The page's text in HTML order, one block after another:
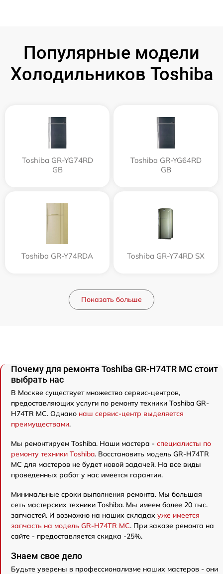
Популярные модели
Холодильников Toshiba
Toshiba GR-YG74RD
GB
Toshiba GR-YG64RD
GB
Toshiba GR-Y74RDA Toshiba GR-Y74RD SX
Показать больше
Почему для ремонта Toshiba GR-H74TR MC стоит
выбрать нас
В Москве существует множество сервис-центров,
предоставляющих услуги по ремонту техники Toshiba GR-
H74TR MC. Однако наш сервис-центр выделяется
преимуществами.
Мы ремонтируем Toshiba. Наши мастера - специалисты по
ремонту техники Toshiba. Восстановить модель GR-H74TR
MC для мастеров не будет новой задачей. На все виды
проведенных работ у нас имеется гарантия.
Минимальные сроки выполнения ремонта. Мы большая
сеть мастерских техники Toshiba. Мы имеем более 20 тыс.
запчастей. И возможно на наших складах уже имеется
запчасть на модель GR-H74TR MC. При заказе ремонта на
сайте - предоставляется скидка -25%.
Знаем свое дело
Будьте уверены в профессионализме наших мастеров - они